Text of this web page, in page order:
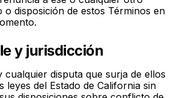
o disposición de estos Términos en
y jurisdicción
cualquier disputa que surja de ellos
leyes del Estado de California sin